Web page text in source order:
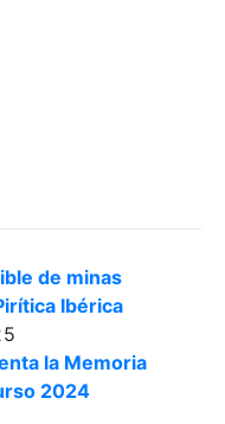
de minas
Ibérica
la Memoria
2024